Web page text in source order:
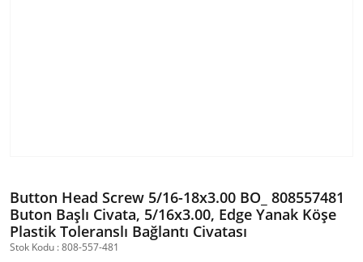
Button Head Screw 5/16-18x3.00 BO_ 808557481
Buton Başlı Civata, 5/16x3.00, Edge Yanak Köşe
Plastik Toleranslı Bağlantı Civatası
Stok Kodu : 808-557-481